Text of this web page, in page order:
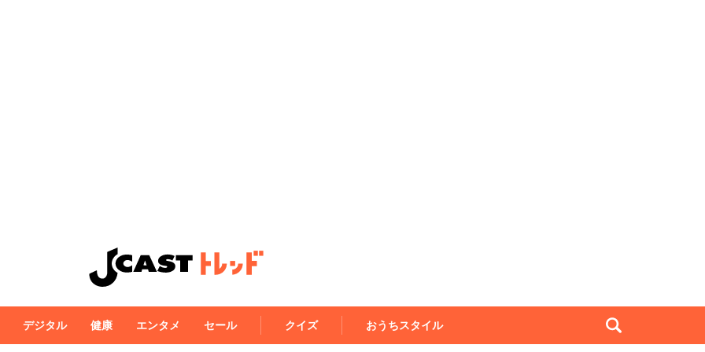
デジタル 健康 エンタメ セール クイズ おうちスタイル